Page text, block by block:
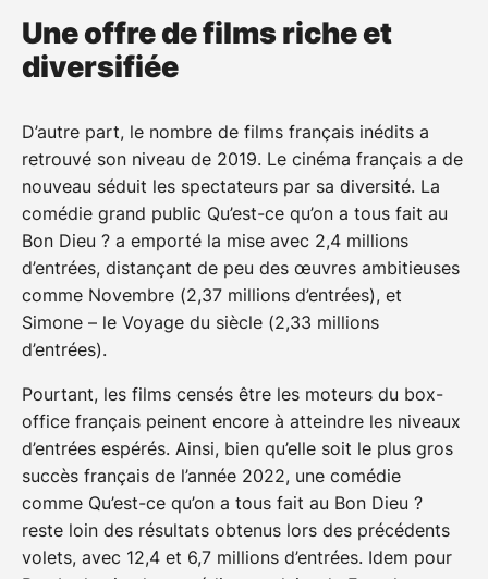
Une offre de films riche et
diversifiée
D’autre part, le nombre de films français inédits a
retrouvé son niveau de 2019. Le cinéma français a de
nouveau séduit les spectateurs par sa diversité. La
comédie grand public Qu’est-ce qu’on a tous fait au
Bon Dieu ? a emporté la mise avec 2,4 millions
d’entrées, distançant de peu des œuvres ambitieuses
comme Novembre (2,37 millions d’entrées), et
Simone – le Voyage du siècle (2,33 millions
d’entrées).
Pourtant, les films censés être les moteurs du box-
office français peinent encore à atteindre les niveaux
d’entrées espérés. Ainsi, bien qu’elle soit le plus gros
succès français de l’année 2022, une comédie
comme Qu’est-ce qu’on a tous fait au Bon Dieu ?
reste loin des résultats obtenus lors des précédents
volets, avec 12,4 et 6,7 millions d’entrées. Idem pour